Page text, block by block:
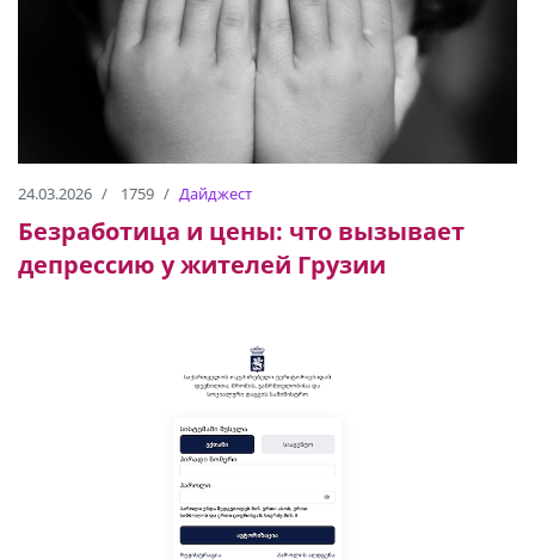
24.03.2026 1759 Дайджест
Безработица и цены: что вызывает
депрессию у жителей Грузии